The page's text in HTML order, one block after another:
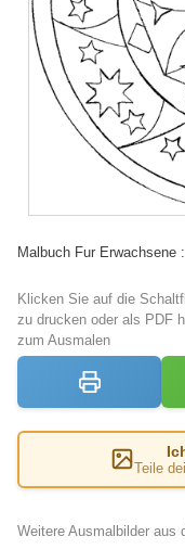
Malbuch Fur Erwachsene
Klicken Sie auf die
zu drucken oder als PDF
zum Ausmalen
Teile
Weitere Ausmalbilder aus